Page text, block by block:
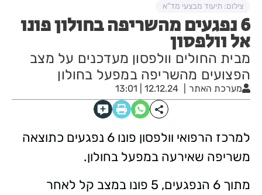
6 נפגעים מהשריפה בחולון פונו
אל וולפסון
מבית החולים וולפסון מעדכנים על מצב
הפצועים מהשריפה במפעל בחולון
מערכת האתר 12.12.24 | 13:01
צילום: תיעוד מבצעי מד"א
למרכז הרפואי וולפסון פונו 6 נפגעים כתוצאה
משריפה שאירעה במפעל בחולון.
מתוך 6 הנפגעים, 5 פונו במצב קל לאחר